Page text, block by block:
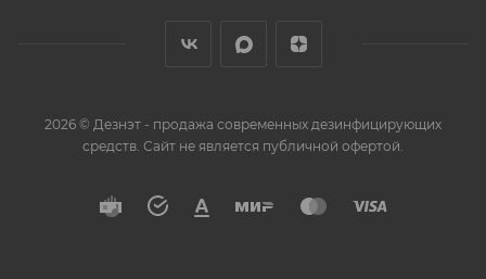
2026 © Дезнэт - продажа современных дезинфицирующих
средств. Сайт не является публичной офертой.